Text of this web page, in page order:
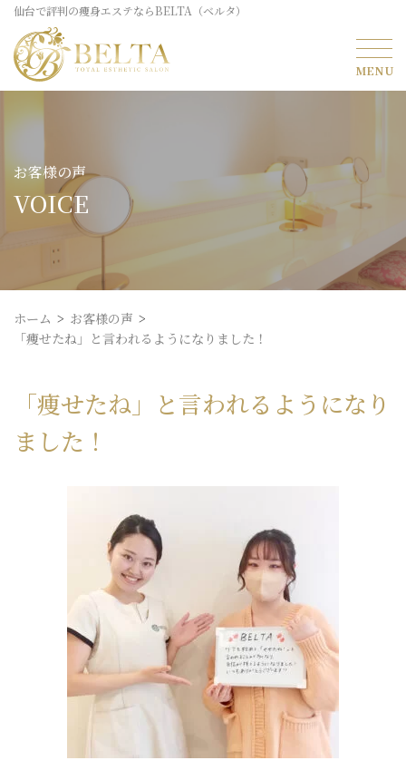
仙台で評判の痩身エステならBELTA（ベルタ）
お客様の声
VOICE
ホーム
お客様の声
「痩せたね」と言われるようになりました！
「痩せたね」と言われるようになり
ました！